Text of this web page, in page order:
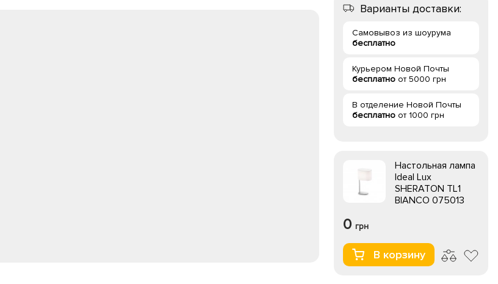
Варианты доставки:
Самовывоз из шоурума
бесплатно
Курьером Новой Почты
бесплатно от 5000 грн
В отделение Новой Почты
бесплатно от 1000 грн
Настольная лампа
Ideal Lux
SHERATON TL1
BIANCO 075013
0 грн
В корзину